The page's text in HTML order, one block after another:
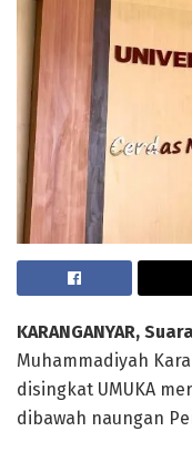
KARANGANYAR,
Muhammadiyah
disingkat UMUKA
dibawah naungan